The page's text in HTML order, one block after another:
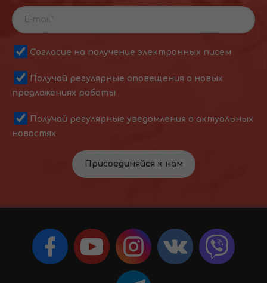
Согласие на получение электронных писем
Получай регулярные оповещения о новых
предложениях работы
Получай регулярные уведомления о актуальных
новостях
Присоединяйся к нам